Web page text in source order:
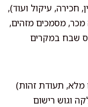
חכירה, עיקול ועוד),
מכר, מסמכים מזהים,
שבח במקרים
תעודת זהות)
וגוש רישום